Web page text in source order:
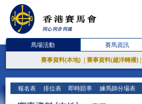
馬場活動 賽馬資訊
賽事資料(本地) 賽事資料(越洋轉播)
報名表 排位表 即時賠率 練馬師分場表